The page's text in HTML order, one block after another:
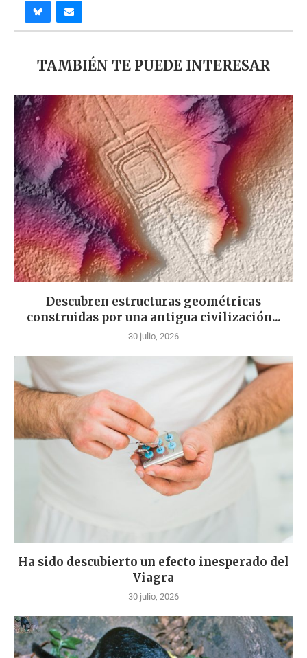
TAMBIÉN TE PUEDE INTERESAR
Descubren estructuras geométricas
construidas por una antigua civilización...
30 julio, 2026
Ha sido descubierto un efecto inesperado del
Viagra
30 julio, 2026